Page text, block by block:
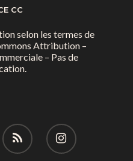
CC
selon les termes de
Attribution –
– Pas de